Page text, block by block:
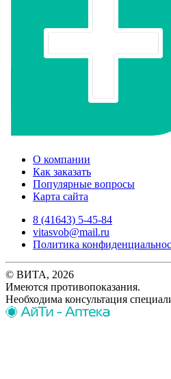
О компании
Как заказать
Популярные вопросы
Карта сайта
8 (41643) 5-45-84
vitasvob@mail.ru
Политика
© ВИТА, 2026
Имеются противопоказания.
Необходима консультация